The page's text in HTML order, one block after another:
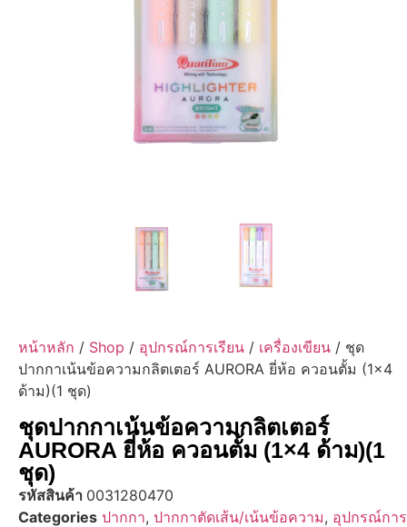
หน้าหลัก / Shop / อุปกรณ์การเรียน / เครื่องเขียน / ชุด
ปากกาเน้นข้อความกลิตเตอร์ AURORA ยี่ห้อ ควอนตั้ม (1×4
ด้าม)(1 ชุด)
ชุดปากกาเน้นข้อความกลิตเตอร์
AURORA ยี่ห้อ ควอนตั้ม (1×4 ด้าม)(1
ชุด)
รหัสสินค้า 0031280470
Categories ปากกา, ปากกาตัดเส้น/เน้นข้อความ, อุปกรณ์การ